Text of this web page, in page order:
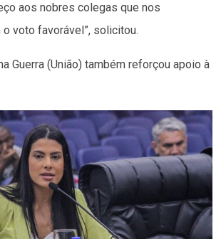
aos nobres colegas que nos
voto favorável”, solicitou.
Guerra (União) também reforçou apoio à